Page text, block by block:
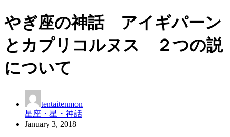
やぎ座の神話 アイギパーン
とカプリコルヌス ２つの説
について
tentaitenmon
星座・星・神話
January 3, 2018